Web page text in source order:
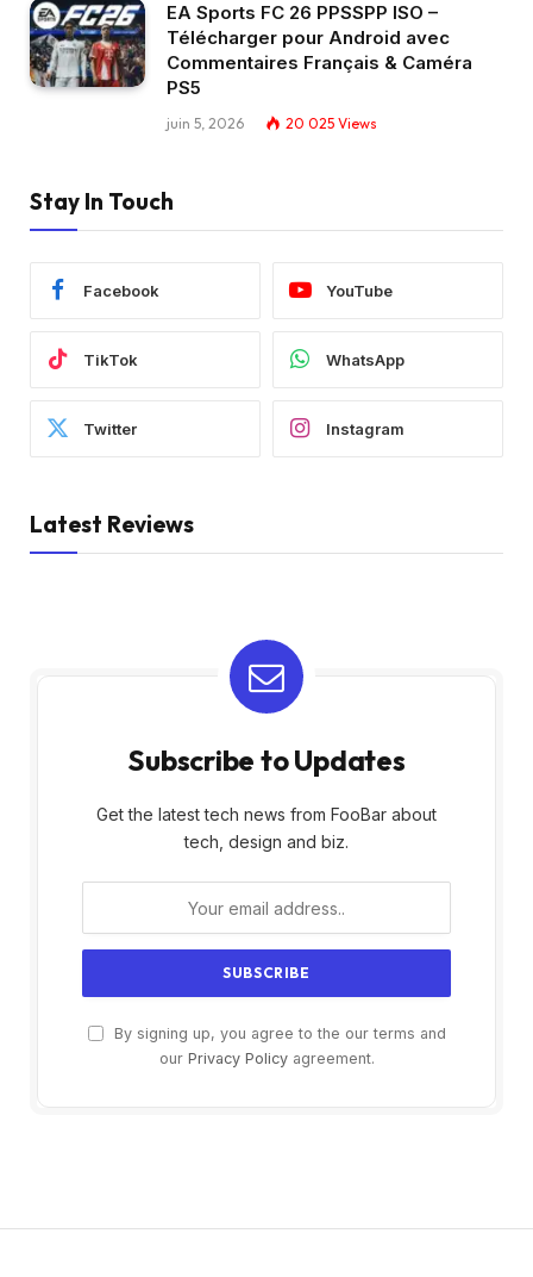
EA Sports FC 26 PPSSPP ISO –
Télécharger pour Android avec
Commentaires Français & Caméra
PS5
juin 5, 2026 20 025 Views
Stay In Touch
Facebook YouTube
TikTok WhatsApp
Twitter Instagram
Latest Reviews
Subscribe to Updates
Get the latest tech news from FooBar about
tech, design and biz.
By signing up, you agree to the our terms and
our Privacy Policyagreement.